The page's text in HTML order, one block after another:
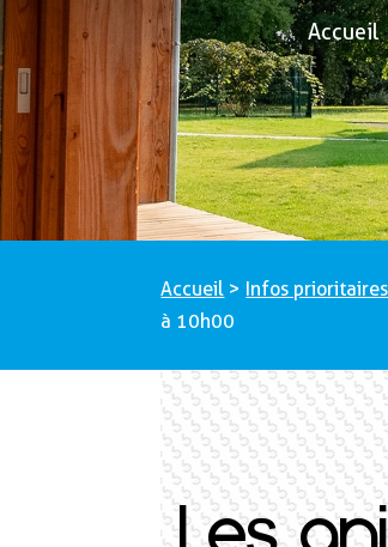
Accueil
Accueil > Infos prioritaires
à 10h00